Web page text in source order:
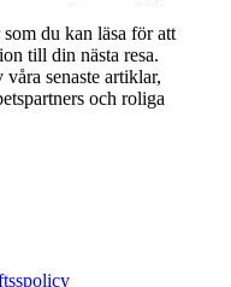
du kan läsa för att
till din nästa resa.
senaste artiklar,
och roliga